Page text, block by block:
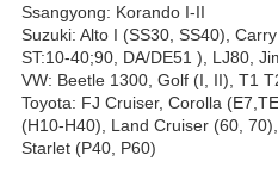
Ssangyong: Korando I-II
Suzuki: Alto I (SS30, SS40),
ST:10-40;90, DA/DE51 ), LJ80,
VW: Beetle 1300, Golf (I, II), T1
Toyota: FJ Cruiser, Corolla
(H10-H40), Land Cruiser (60,
Starlet (P40, P60)